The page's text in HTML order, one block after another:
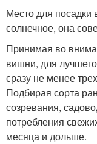
Место для
солнечное, она
Принимая во
вишни, для
сразу не менее
Подбирая сорта
созревания,
потребления
месяца и дольше.